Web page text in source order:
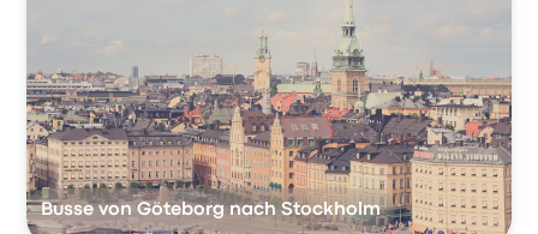
Busse von Göteborg nach Stockholm